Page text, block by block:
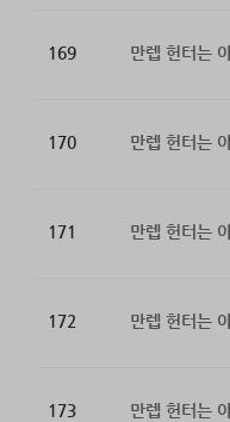
169 만렙 헌터는
170 만렙 헌터는
171 만렙 헌터는
172 만렙 헌터는
173 만렙 헌터는